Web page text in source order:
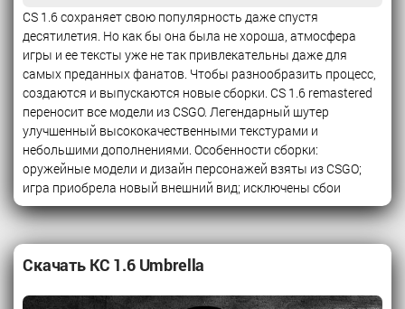
CS 1.6 сохраняет свою популярность даже спустя
десятилетия. Но как бы она была не хороша, атмосфера
игры и ее тексты уже не так привлекательны даже для
самых преданных фанатов. Чтобы разнообразить процесс,
создаются и выпускаются новые сборки. CS 1.6 remastered
переносит все модели из CSGO. Легендарный шутер
улучшенный высококачественными текстурами и
небольшими дополнениями. Особенности сборки:
оружейные модели и дизайн персонажей взяты из CSGO;
игра приобрела новый внешний вид; исключены сбои
Скачать КС 1.6 Umbrella